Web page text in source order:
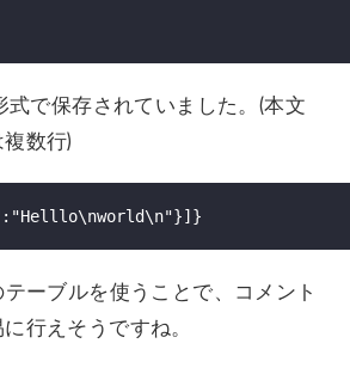
式で保存されていました。(本文
数行)
ーブルを使うことで、コメント
行えそうですね。